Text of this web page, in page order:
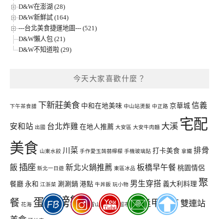
D&W在澎湖 (28)
D&W新鮮試 (164)
---台北美食捷運地圖--- (521)
D&W懶人包 (21)
D&W不知道啦 (29)
今天大家喜歡什麼？
下午茶食譜 下新莊美食 中和在地美味 中山站燙髮 中正路 京華城 信義
安和站 出國 台北炸雞 在地人推薦 大安區 大安牛肉麵 大溪 宅配
美食 山東水餃 川菜 手作愛玉蒟蒻檸檬 手機玻璃貼 打卡美食 拿鐵 排骨
飯 插座 新北一日遊 新北火鍋推薦 東區冰品 板橋早午餐 桃園情侶
餐廳 永和 江浙菜 涮涮鍋 港點 牛丼飯 玩小物 男生穿搭 義大利料理 聚
餐 花海 蛋糕螃蟹 許留山 豬腳 超市火鍋 逢甲夜市 雙連站